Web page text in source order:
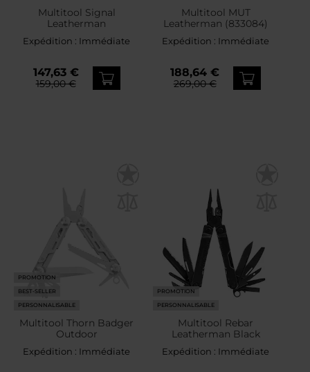
Multitool Signal
Leatherman
Expédition : Immédiate
147,63 €
159,00 €
Multitool MUT
Leatherman (833084)
Expédition : Immédiate
188,64 €
269,00 €
PROMOTION
BEST-SELLER
PERSONNALISABLE
Multitool Thorn Badger
Outdoor
Expédition : Immédiate
PROMOTION
PERSONNALISABLE
Multitool Rebar
Leatherman Black
Expédition : Immédiate